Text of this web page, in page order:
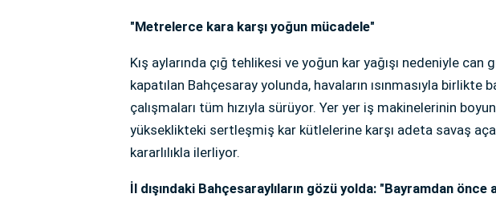
"Metrelerce kara karşı yoğun mücadele"
Kış aylarında çığ tehlikesi ve yoğun kar yağışı nedeniyle
kapatılan Bahçesaray yolunda, havaların ısınmasıyla birlikte
çalışmaları tüm hızıyla sürüyor. Yer yer iş makinelerinin
yükseklikteki sertleşmiş kar kütlelerine karşı adeta savaş
kararlılıkla ilerliyor.
İl dışındaki Bahçesaraylıların gözü yolda: "Bayramdan önce